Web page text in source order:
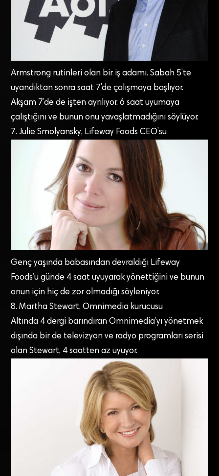
Armstrong rutinleri olan bir iş adamı. Sabah 5’te
uyandıktan sonra saat 7’de çalışmaya başlıyor.
Akşam 7’de de işten ayrılıyor. 6 saat uyumaya
çalıştığını ve bunun onu yavaşlatmadığını söylüyor.
7. Julie Smolyansky, Lifeway Foods CEO’su
Genç yaşında babasından devraldığı Lifeway
Foods’u günde 4 saat uyuyarak yönettiğini ve bunun
onun için hiç de zor olmadığı söyleniyor.
8. Martha Stewart, Omnimedia kurucusu
Altında 4 dergi barındıran Omnimedia’yı yönetmek
dışında bir de televizyon ve radyo programları serisi
olan Stewart, 4 saatten az uyuyor.